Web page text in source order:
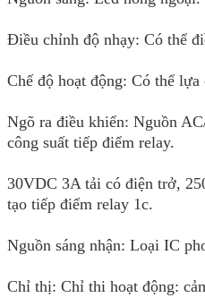
Điều chỉnh độ nhạy: Có thể
Chế độ hoạt động: Có thể
Ngõ ra điều khiển: Nguồn
công suất tiếp điểm relay.
30VDC 3A tải có điện trở,
tạo tiếp điểm relay 1c.
Nguồn sáng nhận: Loại IC
Chỉ thị: Chỉ thi hoạt động: